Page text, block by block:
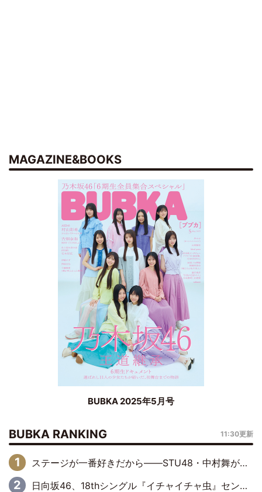
MAGAZINE&BOOKS
BUBKA 2025年5月号
BUBKA RANKING 11:30更新
ステージが一番好きだから――STU48・中村舞が描く“これからの私”
日向坂46、18thシングル『イチャイチャ虫』センターは正源司陽子に決定& 佐藤優羽や平岡海月など、“ひなた坂46”からの選抜入りも注目！